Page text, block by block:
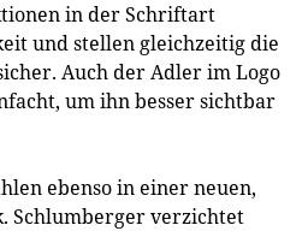
in der Schriftart
und stellen gleichzeitig die
Auch der Adler im Logo
um ihn besser sichtbar
ebenso in einer neuen,
Schlumberger verzichtet